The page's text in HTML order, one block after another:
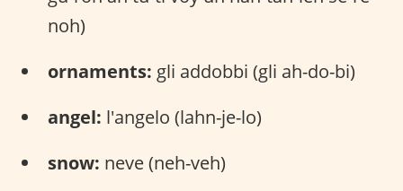
noh)
ornaments: gli addobbi (gli ah-do-bi)
angel: l'angelo (lahn-je-lo)
snow: neve (neh-veh)